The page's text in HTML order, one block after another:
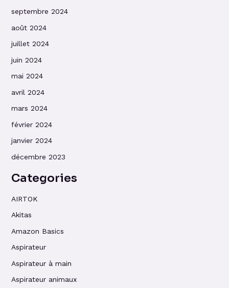
septembre 2024
août 2024
juillet 2024
juin 2024
mai 2024
avril 2024
mars 2024
février 2024
janvier 2024
décembre 2023
Categories
AIRTOK
Akitas
Amazon Basics
Aspirateur
Aspirateur à main
Aspirateur animaux